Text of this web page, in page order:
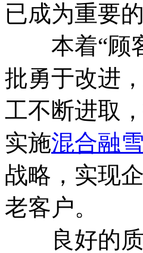
已成为重要
本着“顾客
批勇于改进
工不断进取
实施混合融
战略，实现
老客户。
良好的质